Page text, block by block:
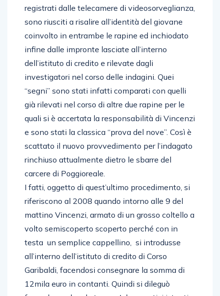
registrati dalle telecamere di videosorveglianza,
sono riusciti a risalire all’identità del giovane
coinvolto in entrambe le rapine ed inchiodato
infine dalle impronte lasciate all’interno
dell’istituto di credito e rilevate dagli
investigatori nel corso delle indagini. Quei
“segni” sono stati infatti comparati con quelli
già rilevati nel corso di altre due rapine per le
quali si è accertata la responsabilità di Vincenzi
e sono stati la classica “prova del nove”. Così è
scattato il nuovo provvedimento per l’indagato
rinchiuso attualmente dietro le sbarre del
carcere di Poggioreale.
I fatti, oggetto di quest’ultimo procedimento, si
riferiscono al 2008 quando intorno alle 9 del
mattino Vincenzi, armato di un grosso coltello a
volto semiscoperto scoperto perché con in
testa un semplice cappellino, si introdusse
all’interno dell’istituto di credito di Corso
Garibaldi, facendosi consegnare la somma di
12mila euro in contanti. Quindi si dileguò